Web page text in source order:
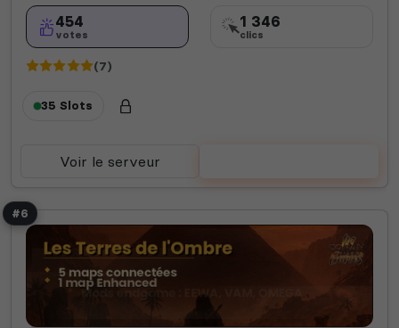
454
votes
1 346
clics
(7)
35 Slots
Voir le serveur
#6